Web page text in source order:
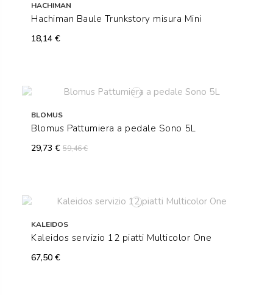
HACHIMAN
Hachiman Baule Trunkstory misura Mini
18,14 €
BLOMUS
Blomus Pattumiera a pedale Sono 5L
29,73 €59,46 €
KALEIDOS
Kaleidos servizio 12 piatti Multicolor One
67,50 €